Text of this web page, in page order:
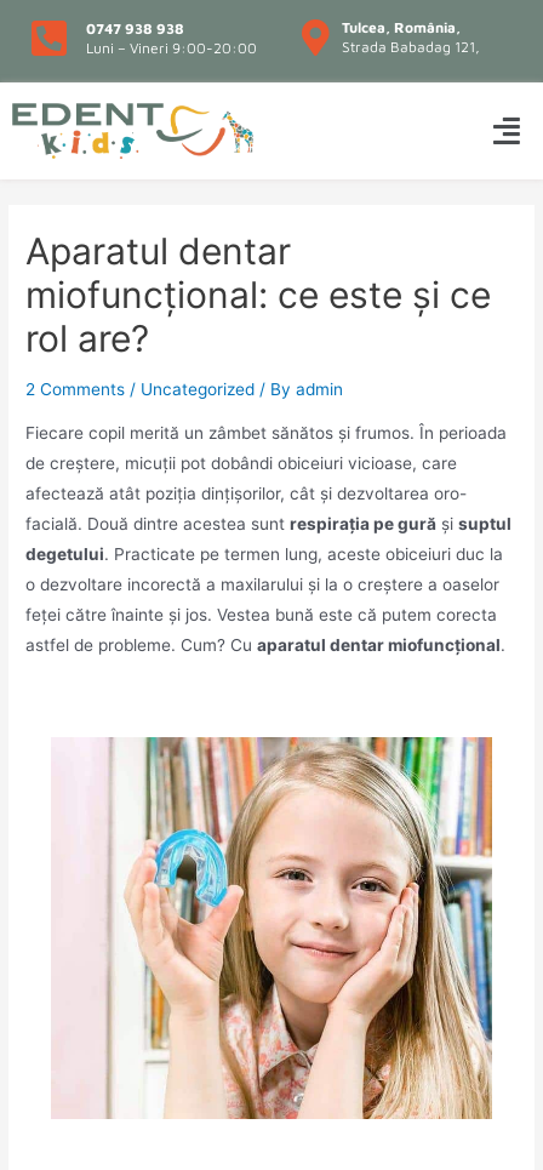
0747 938 938
Luni – Vineri 9:00-20:00
Tulcea, România,
Strada Babadag 121,
Aparatul dentar
miofuncțional: ce este și ce
rol are?
2 Comments / Uncategorized / Byadmin
Fiecare copil merită un zâmbet sănătos și frumos. În perioada
de creștere, micuții pot dobândi obiceiuri vicioase, care
afectează atât poziția dințișorilor, cât și dezvoltarea oro-
facială. Două dintre acestea suntrespirația pe gură șisuptul
degetului. Practicate pe termen lung, aceste obiceiuri duc la
o dezvoltare incorectă a maxilarului și la o creștere a oaselor
feței către înainte și jos. Vestea bună este că putem corecta
astfel de probleme. Cum? Cuaparatul dentar miofuncțional.